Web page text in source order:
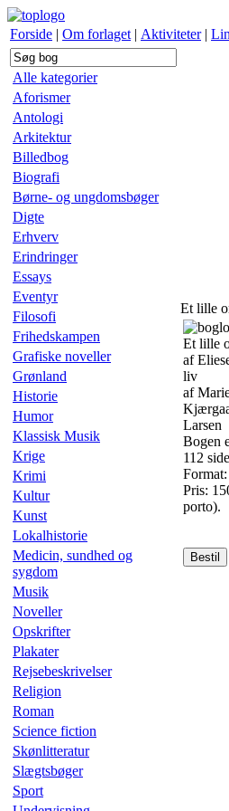
Forside | Om forlaget | Aktiviteter |
Alle kategorier
Aforismer
Antologi
Arkitektur
Billedbog
Biografi
Børne- og ungdomsbøger
Digte
Erhverv
Erindringer
Essays
Eventyr
Filosofi
Frihedskampen
Grafiske noveller
Grønland
Historie
Humor
Klassisk Musik
Krige
Krimi
Kultur
Kunst
Lokalhistorie
Medicin, sundhed og
sygdom
Musik
Noveller
Opskrifter
Plakater
Rejsebeskrivelser
Religion
Roman
Science fiction
Skønlitteratur
Slægtsbøger
Sport
Et lille
Et lille
af
liv
af
Larsen
Bogen
112
Pris:
porto).
Bestil